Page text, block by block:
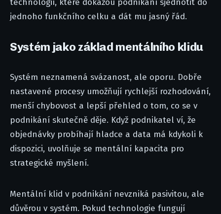
technologií, které dokážou podnikání sjednotit do
jednoho funkčního celku a dát mu jasný řád.
Systém jako základ mentálního klidu
Systém neznamená svázanost, ale oporu. Dobře
nastavené procesy umožňují rychlejší rozhodování,
menší chybovost a lepší přehled o tom, co se v
podnikání skutečně děje. Když podnikatel ví, že
objednávky probíhají hladce a data má kdykoli k
dispozici, uvolňuje se mentální kapacita pro
strategické myšlení.
Mentální klid v podnikání nevzniká pasivitou, ale
důvěrou v systém. Pokud technologie fungují